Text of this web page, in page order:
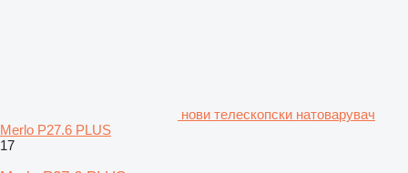
нови телескопски натоварувач
Merlo P27.6 PLUS
17